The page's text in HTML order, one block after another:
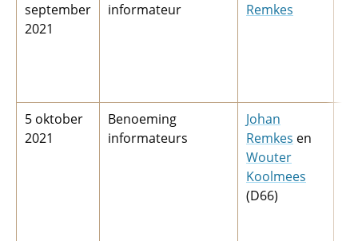
september
2021
informateur
Remkes
5 oktober
2021
Benoeming
informateurs
Johan
Remkes en
Wouter
Koolmees
(D66)